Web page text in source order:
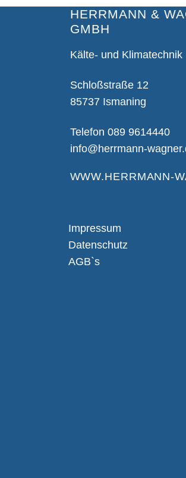
HERRMANN &
GMBH
Kälte- und Klimatechnik
Schloßstraße 12
85737 Ismaning
Telefon 089 9614440
info@herrmann-
WWW.HERRMANN-
Impressum
Datenschutz
AGB`s